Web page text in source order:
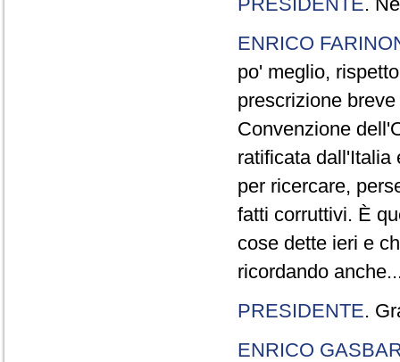
ENRICO
po' meglio,
prescrizione
Convenzione
ratificata dall'Italia
per ricercare,
fatti corruttivi. È
cose dette ieri e
ricordando
PRESIDENTE.
ENRICO